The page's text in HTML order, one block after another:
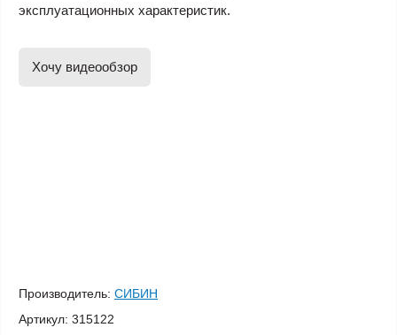
эксплуатационных характеристик.
Хочу видеообзор
Производитель: СИБИН
Артикул: 315122